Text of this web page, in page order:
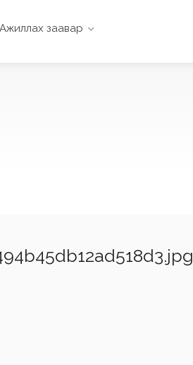
Ажиллах заавар